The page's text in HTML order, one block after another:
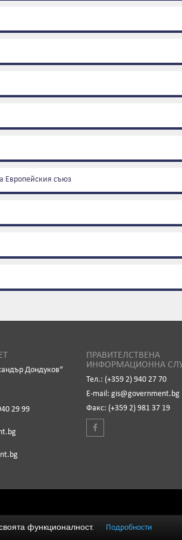
Европейския съюз
Дондуков“
29 99
ПРАВИТЕЛСТВЕНА
ИНФОРМАЦИОННА
Тел.: (+359 2) 940 27 70
Е-mail: gis@government.bg
Факс: (+359 2) 981 37 19
функционалност. Подробности